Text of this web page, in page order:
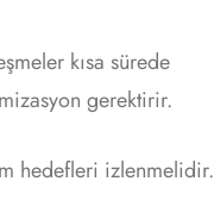
kısa sürede
gerektirir.
hedefleri izlenmelidir.